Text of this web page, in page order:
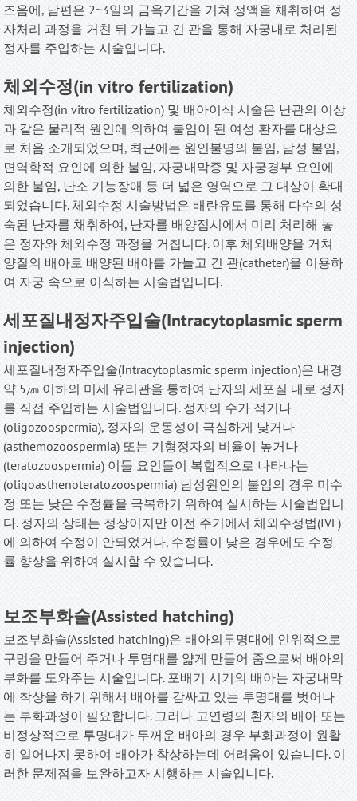
즈음에, 남편은 2~3일의 금욕기간을 거쳐 정액을 채취하여 정
자처리 과정을 거친 뒤 가늘고 긴 관을 통해 자궁내로 처리된
정자를 주입하는 시술입니다.
체외수정(in vitro fertilization)
체외수정(in vitro fertilization) 및 배아이식 시술은 난관의 이상
과 같은 물리적 원인에 의하여 불임이 된 여성 환자를 대상으
로 처음 소개되었으며, 최근에는 원인불명의 불임, 남성 불임,
면역학적 요인에 의한 불임, 자궁내막증 및 자궁경부 요인에
의한 불임, 난소 기능장애 등 더 넓은 영역으로 그 대상이 확대
되었습니다. 체외수정 시술방법은 배란유도를 통해 다수의 성
숙된 난자를 채취하여, 난자를 배양접시에서 미리 처리해 놓
은 정자와 체외수정 과정을 거칩니다. 이후 체외배양을 거쳐
양질의 배아로 배양된 배아를 가늘고 긴 관(catheter)을 이용하
여 자궁 속으로 이식하는 시술법입니다.
세포질내정자주입술(Intracytoplasmic sperm
injection)
세포질내정자주입술(Intracytoplasmic sperm injection)은 내경
약 5㎛ 이하의 미세 유리관을 통하여 난자의 세포질 내로 정자
를 직접 주입하는 시술법입니다. 정자의 수가 적거나
(oligozoospermia), 정자의 운동성이 극심하게 낮거나
(asthemozoospermia) 또는 기형정자의 비율이 높거나
(teratozoospermia) 이들 요인들이 복합적으로 나타나는
(oligoasthenoteratozoospermia) 남성원인의 불임의 경우 미수
정 또는 낮은 수정률을 극복하기 위하여 실시하는 시술법입니
다. 정자의 상태는 정상이지만 이전 주기에서 체외수정법(IVF)
에 의하여 수정이 안되었거나, 수정률이 낮은 경우에도 수정
률 향상을 위하여 실시할 수 있습니다.
보조부화술(Assisted hatching)
보조부화술(Assisted hatching)은 배아의투명대에 인위적으로
구멍을 만들어 주거나 투명대를 얇게 만들어 줌으로써 배아의
부화를 도와주는 시술입니다. 포배기 시기의 배아는 자궁내막
에 착상을 하기 위해서 배아를 감싸고 있는 투명대를 벗어나
는 부화과정이 필요합니다. 그러나 고연령의 환자의 배아 또는
비정상적으로 투명대가 두꺼운 배아의 경우 부화과정이 원활
히 일어나지 못하여 배아가 착상하는데 어려움이 있습니다. 이
러한 문제점을 보완하고자 시행하는 시술입니다.